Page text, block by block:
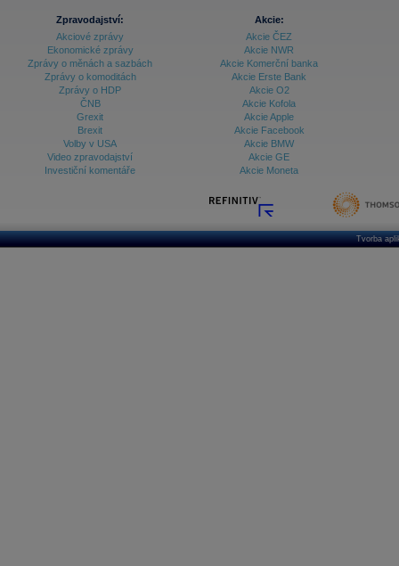
Zpravodajství:
Akciové zprávy
Ekonomické zprávy
Zprávy o měnách a sazbách
Zprávy o komoditách
Zprávy o HDP
ČNB
Grexit
Brexit
Volby v USA
Video zpravodajství
Investiční komentáře
Akcie:
Akcie ČEZ
Akcie NWR
Akcie Komerční banka
Akcie Erste Bank
Akcie O2
Akcie Kofola
Akcie Apple
Akcie Facebook
Akcie BMW
Akcie GE
Akcie Moneta
Tvorba